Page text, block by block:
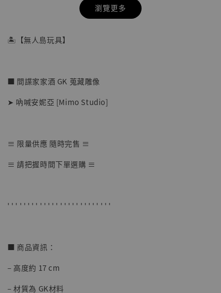
【店內現貨】七龍珠 系列蒐藏雕像 悟空 鳥山
NT$ 5,580
瀏覽更多
🏝【無人島玩具】
■ 間諜家家酒 GK 蒐藏雕像
➤ 吶喊安妮亞 [Mimo Studio]
≡ 限量供應 隨時完售 ≡
≡ 請把握時間下單選購 ≡
' ' ' ' ' ' ' ' ' ' ' ' ' ' ' ' ' ' ' ' ' ' ' ' ' '
■ 商品資訊：
– 高度約 17 cm
– 材質為 GK材料